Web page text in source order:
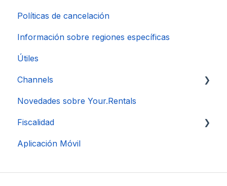
Políticas de cancelación
Información sobre regiones específicas
Útiles
Channels
Conexión de Cuenta
Novedades sobre Your.Rentals
Fiscalidad
DAC 7
Aplicación Móvil